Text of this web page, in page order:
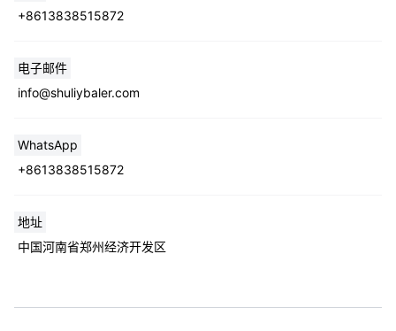
+8613838515872
电子邮件
info@shuliybaler.com
WhatsApp
+8613838515872
地址
中国河南省郑州经济开发区